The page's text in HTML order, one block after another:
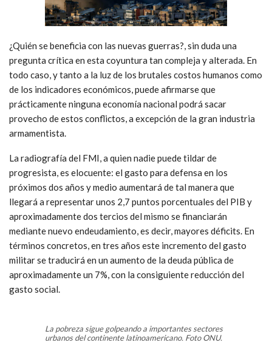
¿Quién se beneficia con las nuevas guerras?, sin duda una
pregunta crítica en esta coyuntura tan compleja y alterada. En
todo caso, y tanto a la luz de los brutales costos humanos como
de los indicadores económicos, puede afirmarse que
prácticamente ninguna economía nacional podrá sacar
provecho de estos conflictos, a excepción de la gran industria
armamentista.
La radiografía del FMI, a quien nadie puede tildar de
progresista, es elocuente: el gasto para defensa en los
próximos dos años y medio aumentará de tal manera que
llegará a representar unos 2,7 puntos porcentuales del PIB y
aproximadamente dos tercios del mismo se financiarán
mediante nuevo endeudamiento, es decir, mayores déficits. En
términos concretos, en tres años este incremento del gasto
militar se traducirá en un aumento de la deuda pública de
aproximadamente un 7%, con la consiguiente reducción del
gasto social.
La pobreza sigue golpeando a importantes sectores
urbanos del continente latinoamericano. Foto ONU.